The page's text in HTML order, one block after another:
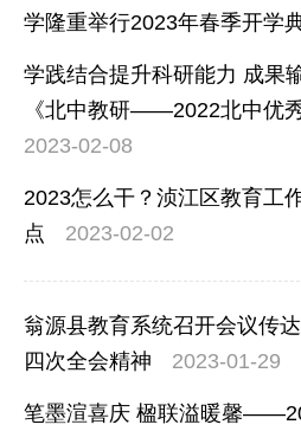
学隆重举行2023年春季开学
学践结合提升科研能力 成
《北中教研——2022北中优
2023-02-08
2023怎么干？浈江区教育工
点
2023-02-02
翁源县教育系统召开会议传
四次全会精神
2023-01-29
笔墨渲喜庆 楹联溢暖馨